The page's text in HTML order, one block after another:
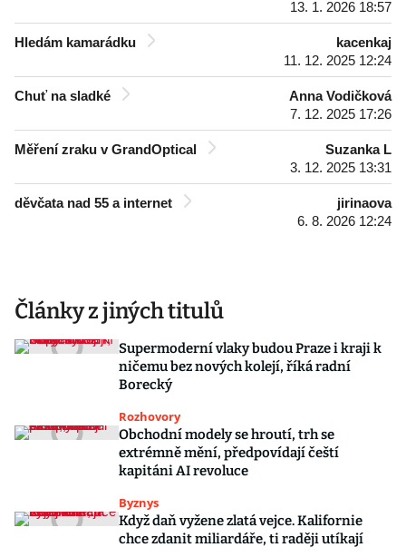
13. 1. 2026 18:57
Hledám kamarádku
kacenkaj
11. 12. 2025 12:24
Chuť na sladké
Anna Vodičková
7. 12. 2025 17:26
Měření zraku v GrandOptical
Suzanka L
3. 12. 2025 13:31
děvčata nad 55 a internet
jirinaova
6. 8. 2026 12:24
Články z jiných titulů
Supermoderní vlaky budou Praze i kraji k
ničemu bez nových kolejí, říká radní
Borecký
Rozhovory
Obchodní modely se hroutí, trh se
extrémně mění, předpovídají čeští
kapitáni AI revoluce
Byznys
Když daň vyžene zlatá vejce. Kalifornie
chce zdanit miliardáře, ti raději utíkají